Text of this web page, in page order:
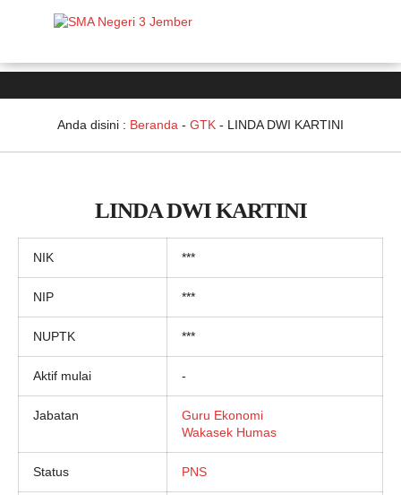
Anda disini : Beranda - GTK - LINDA DWI KARTINI
LINDA DWI KARTINI
NIK ***
NIP ***
NUPTK ***
Aktif mulai -
Jabatan
Guru Ekonomi
Wakasek Humas
Status PNS